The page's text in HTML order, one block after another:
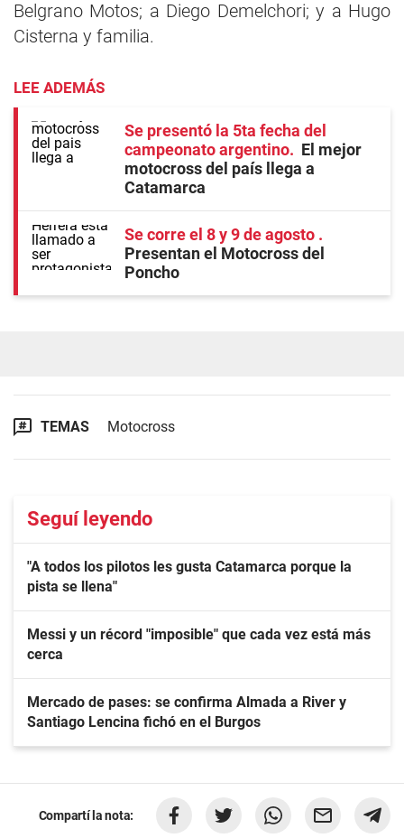
Belgrano Motos; a Diego Demelchori; y a Hugo
Cisterna y familia.
LEE ADEMÁS
Se presentó la 5ta fecha del
campeonato argentino
El mejor
motocross del país llega a
Catamarca
Se corre el 8 y 9 de agosto
Presentan el Motocross del
Poncho
TEMAS Motocross
Seguí leyendo
"A todos los pilotos les gusta Catamarca porque la
pista se llena"
Messi y un récord "imposible" que cada vez está más
cerca
Mercado de pases: se confirma Almada a River y
Santiago Lencina fichó en el Burgos
Compartí la nota: